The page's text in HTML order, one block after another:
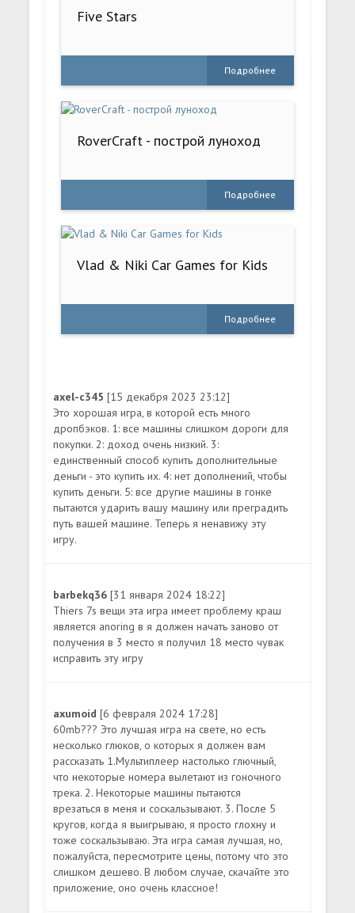
Five Stars
Подробнее
RoverCraft - построй луноход
Подробнее
Vlad & Niki Car Games for Kids
Подробнее
axel-c345[15 декабря 2023 23:12]
Это хорошая игра, в которой есть много
дропбэков. 1: все машины слишком дороги для
покупки. 2: доход очень низкий. 3:
единственный способ купить дополнительные
деньги - это купить их. 4: нет дополнений, чтобы
купить деньги. 5: все другие машины в гонке
пытаются ударить вашу машину или преградить
путь вашей машине. Теперь я ненавижу эту
игру.
barbekq36[31 января 2024 18:22]
Thiers 7s вещи эта игра имеет проблему краш
является anoring в я должен начать заново от
получения в 3 место я получил 18 место чувак
исправить эту игру
axumoid[6 февраля 2024 17:28]
60mb??? Это лучшая игра на свете, но есть
несколько глюков, о которых я должен вам
рассказать 1.Мультиплеер настолько глючный,
что некоторые номера вылетают из гоночного
трека. 2. Некоторые машины пытаются
врезаться в меня и соскальзывают. 3. После 5
кругов, когда я выигрываю, я просто глохну и
тоже соскальзываю. Эта игра самая лучшая, но,
пожалуйста, пересмотрите цены, потому что это
слишком дешево. В любом случае, скачайте это
приложение, оно очень классное!